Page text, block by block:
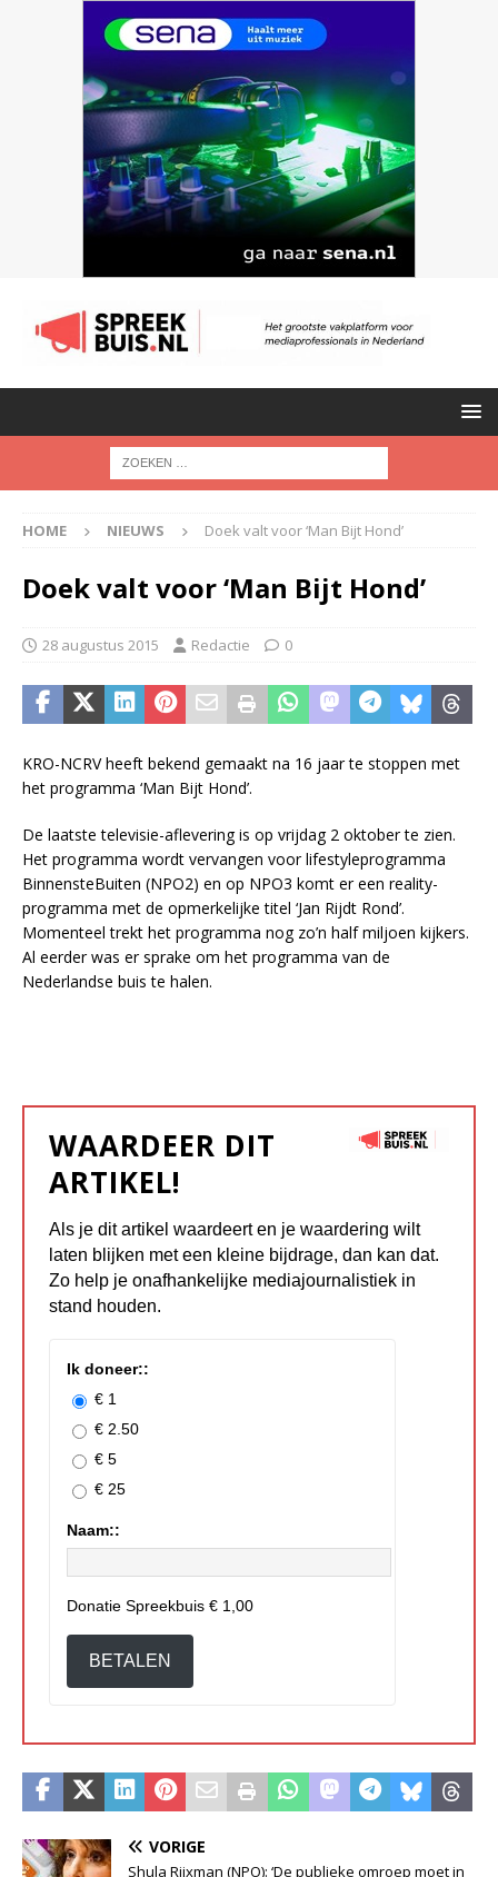
HOME NIEUWS Doek valt voor ‘Man Bijt Hond’
Doek valt voor ‘Man Bijt Hond’
28 augustus 2015 Redactie 0
KRO-NCRV heeft bekend gemaakt na 16 jaar te stoppen met
het programma ‘Man Bijt Hond’.
De laatste televisie-aflevering is op vrijdag 2 oktober te zien.
Het programma wordt vervangen voor lifestyleprogramma
BinnensteBuiten (NPO2) en op NPO3 komt er een reality-
programma met de opmerkelijke titel ‘Jan Rijdt Rond’.
Momenteel trekt het programma nog zo’n half miljoen kijkers.
Al eerder was er sprake om het programma van de
Nederlandse buis te halen.
WAARDEER DIT
ARTIKEL!
Als je dit artikel waardeert en je waardering wilt
laten blijken met een kleine bijdrage, dan kan dat.
Zo help je onafhankelijke mediajournalistiek in
stand houden.
Ik doneer::
€ 1
€ 2.50
€ 5
€ 25
Naam::
Donatie Spreekbuis € 1,00
BETALEN
VORIGE
Shula Rijxman (NPO): ‘De publieke omroep moet in